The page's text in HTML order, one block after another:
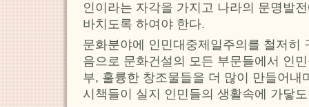
인이라는 자각을 가지고 나라의 문명발
바치도록 하여야 한다.
문화분야에 인민대중제일주의를 철저히
음으로 문화건설의 모든 부문들에서 인
부, 훌륭한 창조물들을 더 많이 만들어내
시책들이 실지 인민들의 생활속에 가닿